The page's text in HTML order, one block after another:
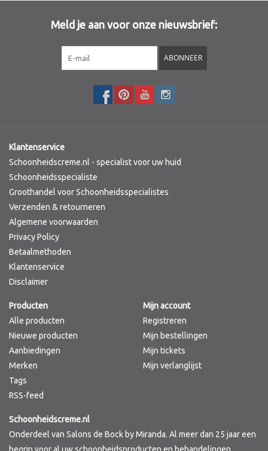
Meld je aan voor onze nieuwsbrief:
ABONNEER
Klantenservice
Schoonheidscreme.nl - specialist voor uw huid
Schoonheidsspecialiste
Groothandel voor Schoonheidsspecialistes
Verzenden & retourneren
Algemene voorwaarden
Privacy Policy
Betaalmethoden
Klantenservice
Disclaimer
Producten
Alle producten
Nieuwe producten
Aanbiedingen
Merken
Tags
RSS-feed
Mijn account
Registreren
Mijn bestellingen
Mijn tickets
Mijn verlanglijst
Schoonheidscreme.nl
Onderdeel van Salons de Bock by Miranda. Al meer dan 25 jaar een